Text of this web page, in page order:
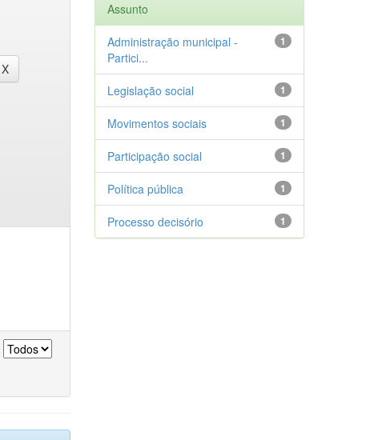
Assunto
1
Administração municipal -
Partici...
1
Legislação social
1
Movimentos sociais
1
Participação social
1
Política pública
1
Processo decisório